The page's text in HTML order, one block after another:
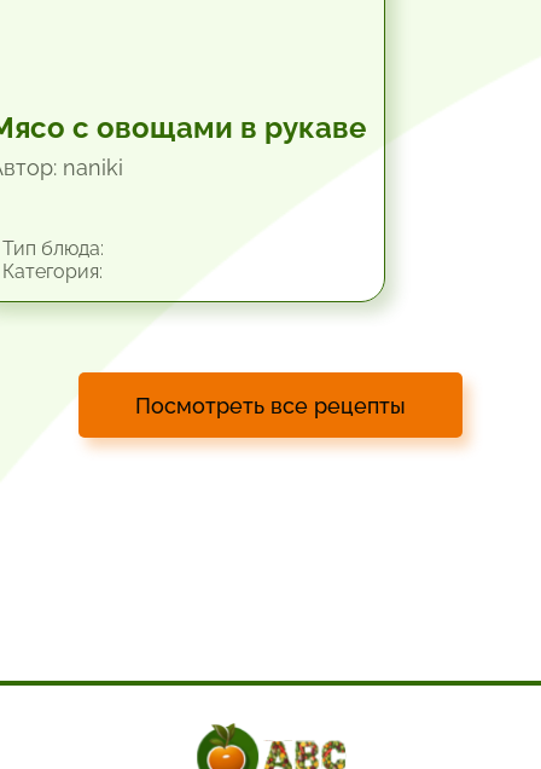
с овощами в рукаве
naniki
блюда:
Посмотреть все рецепты